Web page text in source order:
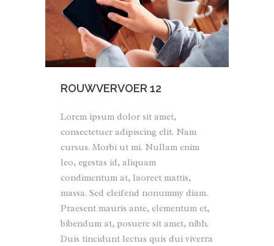
ROUWVERVOER 12
Lorem ipsum dolor sit amet,
consectetuer adipiscing elit. Nam
cursus. Morbi ut mi. Nullam enim
leo, egestas id, aliquam
condimentum at, laoreet mattis,
massa. Sed eleifend nonummy diam.
Praesent mauris ante, elementum et,
bibendum at, posuere sit amet, nibh.
Duis tincidunt lectus quis dui viverra